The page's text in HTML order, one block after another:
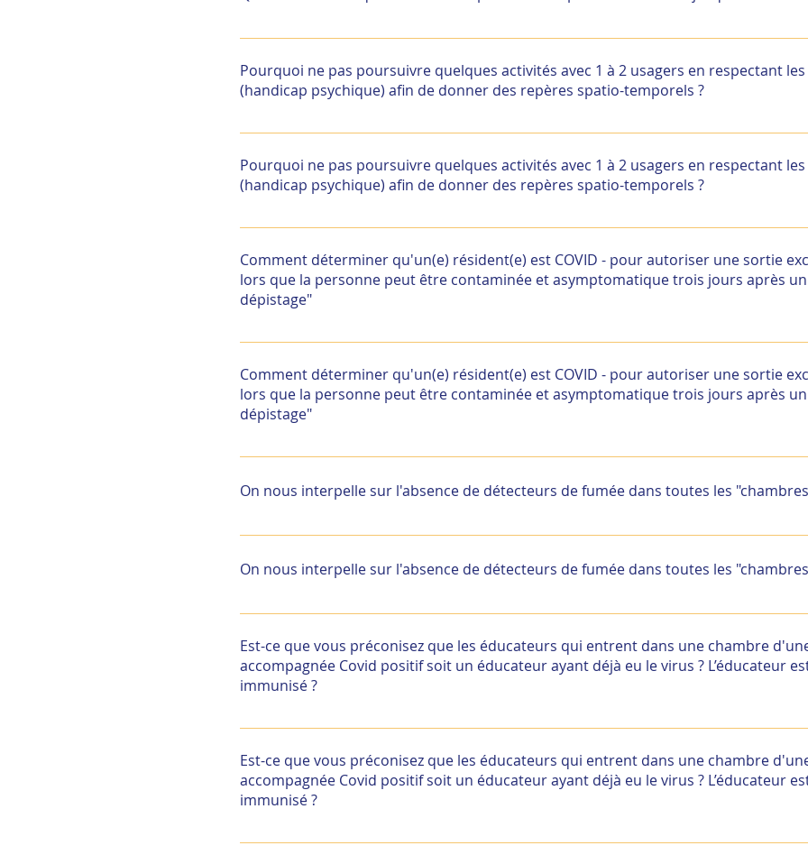
Il s’agit d’une décision qui relève de la cellule de crise ou du directeur et qui
sein de la famille. Informer la famille qu’en cas de retour prématuré, les conditions
dépendront de l’évolution de l’épidémie au sein de la structure au moment du
Pourquoi ne pas poursuivre quelques activités avec 1 à 2 usagers en respectant
(handicap psychique) afin de donner des repères spatio-temporels ?
Il est possible d’organiser des activités avec quelques résidents de même statut
barrières et les règles d’hygiène adaptées au statut.
Pourquoi ne pas poursuivre quelques activités avec 1 à 2 usagers en respectant
(handicap psychique) afin de donner des repères spatio-temporels ?
Il est possible d’organiser des activités avec quelques résidents de même statut
barrières et les règles d’hygiène adaptées au statut.
Comment déterminer qu'un(e) résident(e) est COVID - pour autoriser une sortie
lors que la personne peut être contaminée et asymptomatique trois jours après
dépistage"
Le statut COVID d’une personne peut effectivement d’évoluer d’un jour à l’autre,
doivent être appliqués. Le résident doit être accompagné d’un membre du
respect des mesures de distanciation sociale
Comment déterminer qu'un(e) résident(e) est COVID - pour autoriser une sortie
lors que la personne peut être contaminée et asymptomatique trois jours après
dépistage"
Le statut COVID d’une personne peut effectivement d’évoluer d’un jour à l’autre,
doivent être appliqués. Le résident doit être accompagné d’un membre du
On nous interpelle sur l'absence de détecteurs de fumée dans toutes les
Nous vous conseillons de vous rapprocher de votre référent sécurité incendie
On nous interpelle sur l'absence de détecteurs de fumée dans toutes les
Nous vous conseillons de vous rapprocher de votre référent sécurité incendie
Est-ce que vous préconisez que les éducateurs qui entrent dans une chambre
accompagnée Covid positif soit un éducateur ayant déjà eu le virus ? L’éducateur
immunisé ?
L’étude de l’immunisation des personnes ayant contracté le COVID 19 est en cours.
du personnel.
Est-ce que vous préconisez que les éducateurs qui entrent dans une chambre
accompagnée Covid positif soit un éducateur ayant déjà eu le virus ? L’éducateur
immunisé ?
L’étude de l’immunisation des personnes ayant contracté le COVID 19 est en cours.